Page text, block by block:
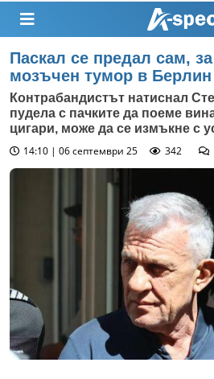
Паскал се предал сам,
мозъчен тумор в Берлин
Контрабандистът натиснал
пудела с пачките да поеме
цигари, може да се измъкне с
14:10 | 06 септември 25
342